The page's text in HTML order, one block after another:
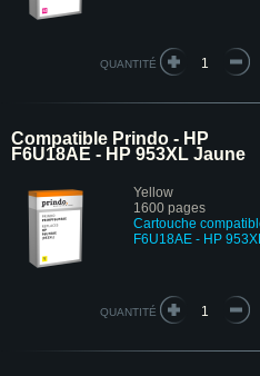
QUANTITÉ
Compatible Prindo - HP
F6U18AE - HP 953XL Jaune
Yellow
1600 pages
Cartouche
F6U18AE - HP
QUANTITÉ